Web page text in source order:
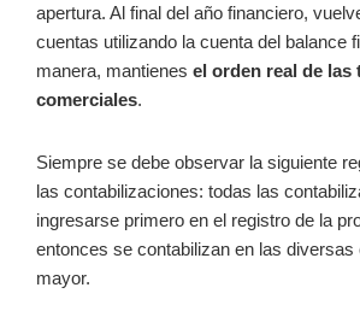
apertura. Al final del año financiero,
cuentas utilizando la cuenta del balance
manera, mantienes el orden real de las
comerciales.
Siempre se debe observar la siguiente
las contabilizaciones: todas las
ingresarse primero en el registro de la
entonces se contabilizan en las diversas
mayor.